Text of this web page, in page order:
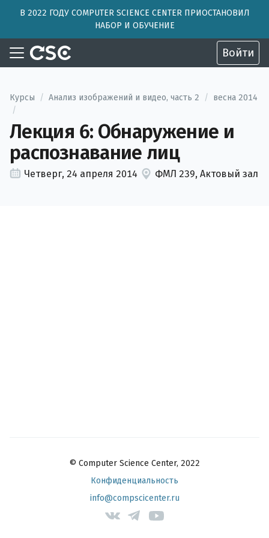
В 2022 ГОДУ COMPUTER SCIENCE CENTER ПРИОСТАНОВИЛ
НАБОР И ОБУЧЕНИЕ
Войти
Курсы / Анализ изображений и видео, часть 2 / весна 2014
/
Лекция 6: Обнаружение и
распознавание лиц
Четверг, 24 апреля 2014 ФМЛ 239, Актовый зал
© Computer Science Center, 2022
Конфиденциальность
info@compscicenter.ru